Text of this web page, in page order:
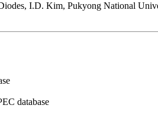
I.D. Kim, Pukyong National
database